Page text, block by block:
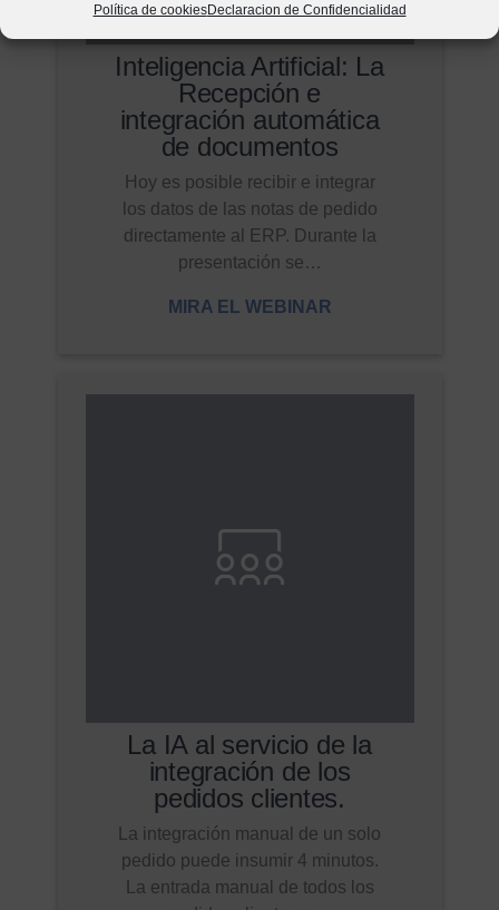
Política de cookiesDeclaracion de Confidencialidad
Inteligencia Artificial: La
Recepción e
integración automática
de documentos
Hoy es posible recibir e integrar
los datos de las notas de pedido
directamente al ERP. Durante la
presentación se…
MIRA EL WEBINAR
La IA al servicio de la
integración de los
pedidos clientes.
La integración manual de un solo
pedido puede insumir 4 minutos.
La entrada manual de todos los